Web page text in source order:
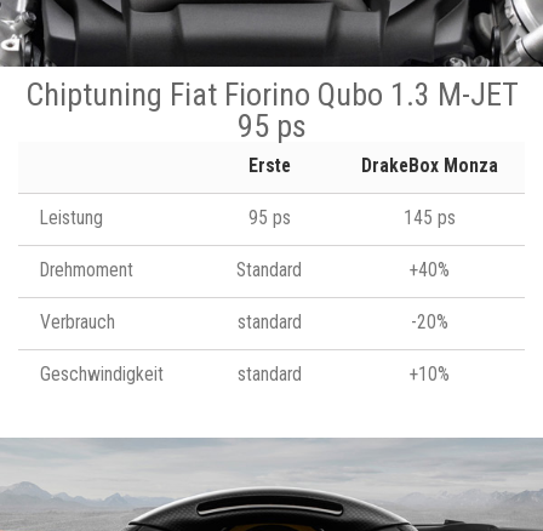
Chiptuning Fiat Fiorino Qubo 1.3 M-JET
95 ps
Erste DrakeBox Monza
Leistung 95 ps 145 ps
Drehmoment Standard +40%
Verbrauch standard -20%
Geschwindigkeit standard +10%